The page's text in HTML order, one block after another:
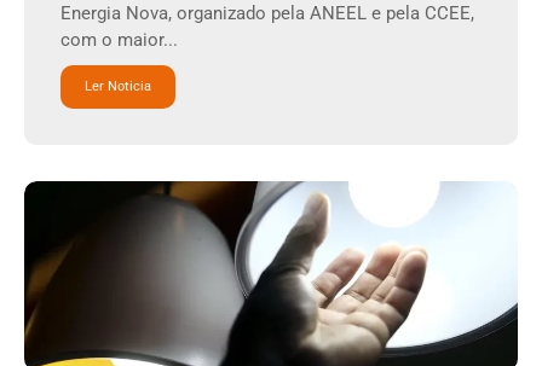
Energia Nova, organizado pela ANEEL e pela CCEE,
com o maior...
Ler Noticia